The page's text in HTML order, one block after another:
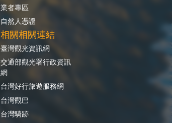
業者專區
自然人憑證
相關相關連結
臺灣觀光資訊網
交通部觀光署行政資訊
網
台灣好行旅遊服務網
台灣觀巴
台灣騎跡